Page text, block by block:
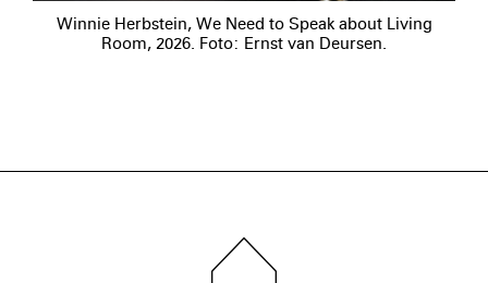
Winnie Herbstein, We Need to Speak about Living
Room, 2026. Foto: Ernst van Deursen.